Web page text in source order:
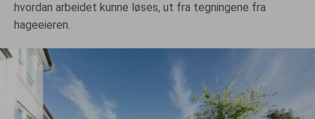
hvordan arbeidet kunne løses, ut fra tegningene fra
hageeieren.